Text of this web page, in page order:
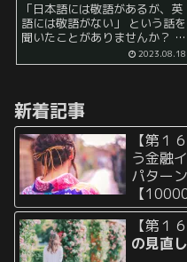
「日本語には敬語があるが、英
語には敬語がない」 という話を
聞いたことがありませんか？ 確
かに、尊敬語、謙譲語、丁寧
語、といった専用の単語はなさ
には敬語がな...
2023.08.18
新着記事
【第１
う金融
パター
【
【第１
の見直